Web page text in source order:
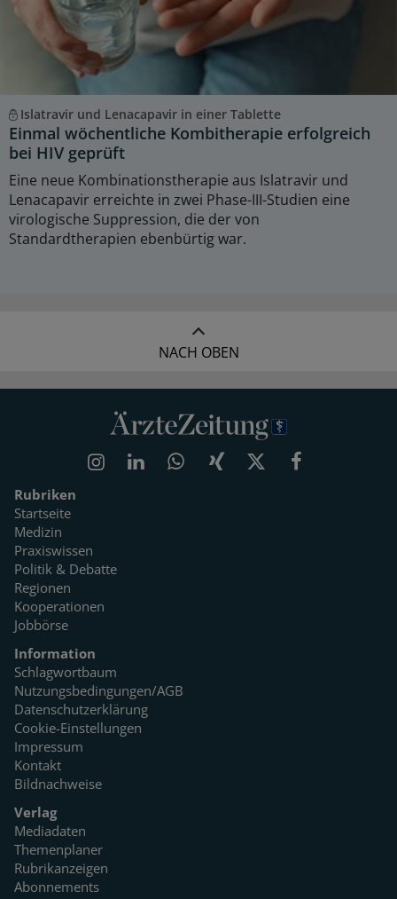
Islatravir und Lenacapavir in einer Tablette
Einmal wöchentliche Kombitherapie erfolgreich
bei HIV geprüft
Eine neue Kombinationstherapie aus Islatravir und
Lenacapavir erreichte in zwei Phase-III-Studien eine
virologische Suppression, die der von
Standardtherapien ebenbürtig war.
NACH OBEN
Rubriken
Startseite
Medizin
Praxiswissen
Politik & Debatte
Regionen
Kooperationen
Jobbörse
Information
Schlagwortbaum
Nutzungsbedingungen/AGB
Datenschutzerklärung
Cookie-Einstellungen
Impressum
Kontakt
Bildnachweise
Verlag
Mediadaten
Themenplaner
Rubrikanzeigen
Abonnements